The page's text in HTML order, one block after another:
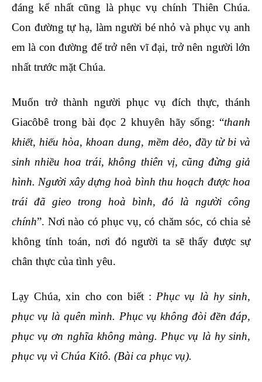
đáng kể nhất cũng là phục vụ chính Thiên Chúa.
Con đường tự hạ, làm người bé nhỏ và phục vụ anh
em là con đường để trở nên vĩ đại, trở nên người lớn
nhất trước mặt Chúa.
Muốn trở thành người phục vụ đích thực, thánh
Giacôbê trong bài đọc 2 khuyên hãy sống: “thanh
khiết, hiếu hòa, khoan dung, mềm dẻo, đầy từ bi và
sinh nhiều hoa trái, không thiên vị, cũng đừng giả
hình. Người xây dựng hoà bình thu hoạch được hoa
trái đã gieo trong hoà bình, đó là người công
chính”. Nơi nào có phục vụ, có chăm sóc, có chia sẻ
không tính toán, nơi đó người ta sẽ thấy được sự
chân thực của tình yêu.
Lạy Chúa, xin cho con biết : Phục vụ là hy sinh,
phục vụ là quên mình. Phục vụ không đòi đền đáp,
phục vụ ơn nghĩa không màng. Phục vụ là hy sinh,
phục vụ vì Chúa Kitô. (Bài ca phục vụ).